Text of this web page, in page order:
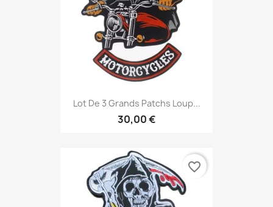
Lot De 3 Grands Patchs Loup...
30,00 €
favorite_border